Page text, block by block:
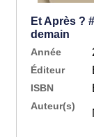
Et Après ?
demain
Année
Éditeur
ISBN
Auteur(s)